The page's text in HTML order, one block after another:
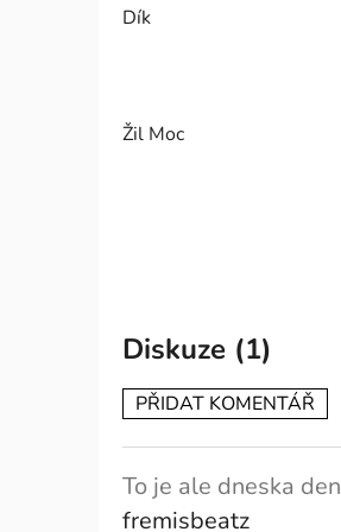
Dík
Žil Moc
Diskuze (1)
PŘIDAT KOMENTÁŘ
ý
p
i
To je ale dneska den
fremisbeatz